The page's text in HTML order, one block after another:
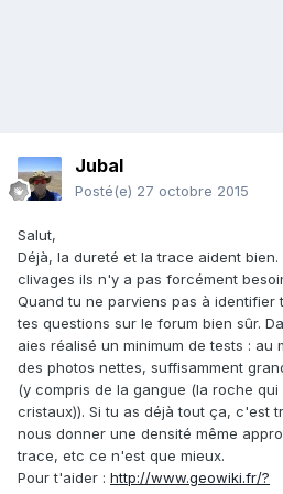
Jubal
Posté(e) 27 octobre 2015
Salut,
Déjà, la dureté et la trace aident
clivages ils n'y a pas forcément
Quand tu ne parviens pas à identifier
tes questions sur le forum bien sûr.
aies réalisé un minimum de tests : au
des photos nettes, suffisamment
(y compris de la gangue (la roche
cristaux)). Si tu as déjà tout ça, c'est
nous donner une densité même
trace, etc ce n'est que mieux.
Pour t'aider : http://www.geowiki.fr/?